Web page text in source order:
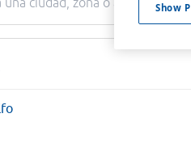
Show